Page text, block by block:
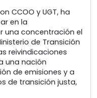
CCOO y UGT, ha
en la
una concentración el
de Transición
reivindicaciones
una nación
de emisiones y a
de transición justa,